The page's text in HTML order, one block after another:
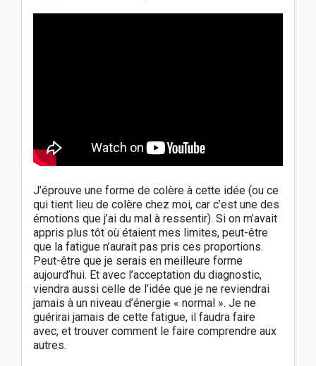
J’éprouve une forme de colère à cette idée (ou ce
qui tient lieu de colère chez moi, car c’est une des
émotions que j’ai du mal à ressentir). Si on m’avait
appris plus tôt où étaient mes limites, peut-être
que la fatigue n’aurait pas pris ces proportions.
Peut-être que je serais en meilleure forme
aujourd’hui. Et avec l’acceptation du diagnostic,
viendra aussi celle de l’idée que je ne reviendrai
jamais à un niveau d’énergie « normal ». Je ne
guérirai jamais de cette fatigue, il faudra faire
avec, et trouver comment le faire comprendre aux
autres.